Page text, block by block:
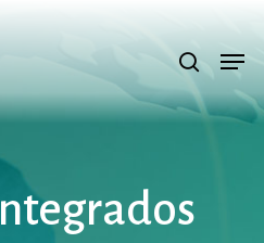
Integrados